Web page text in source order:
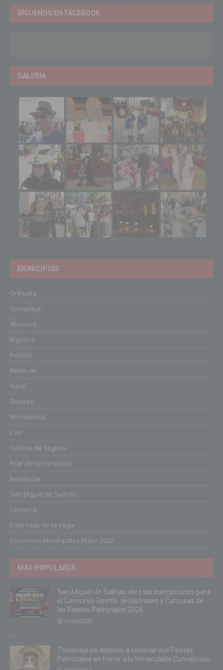
SÍGUENOS EN FACEBOOK
GALERIA
MUNICIPIOS
Orihuela
Torrevieja
Almoradí
Bigastro
Rojales
Redován
Rafal
Dolores
Montesinos
Cox
Callosa de Segura
Pilar de la Horadada
Benejuzar
San Miguel de Salinas
Comarca
Empresas de la Vega
Elecciones Municipales Mayo 2023
MÁS POPULARES
San Miguel de Salinas abre las inscripciones para
el Concurso-Desfile de Disfraces y Carrozas de
las Fiestas Patronales 2026
06/08/2026
Torrevieja se dispone a celebrar sus Fiestas
Patronales en honor a la Inmaculada Concepción